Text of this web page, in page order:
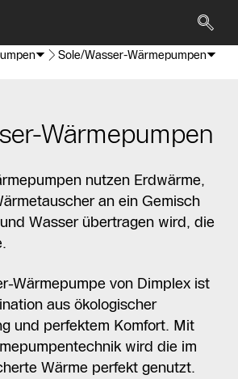
Sole/Wasser-Wärmepumpen
Wärmepumpen
nutzen Erdwärme,
an ein Gemisch
Wasser übertragen wird, die
Wärmepumpe von Dimplex ist
aus ökologischer
und perfektem Komfort. Mit
wird die im
Wärme perfekt genutzt.